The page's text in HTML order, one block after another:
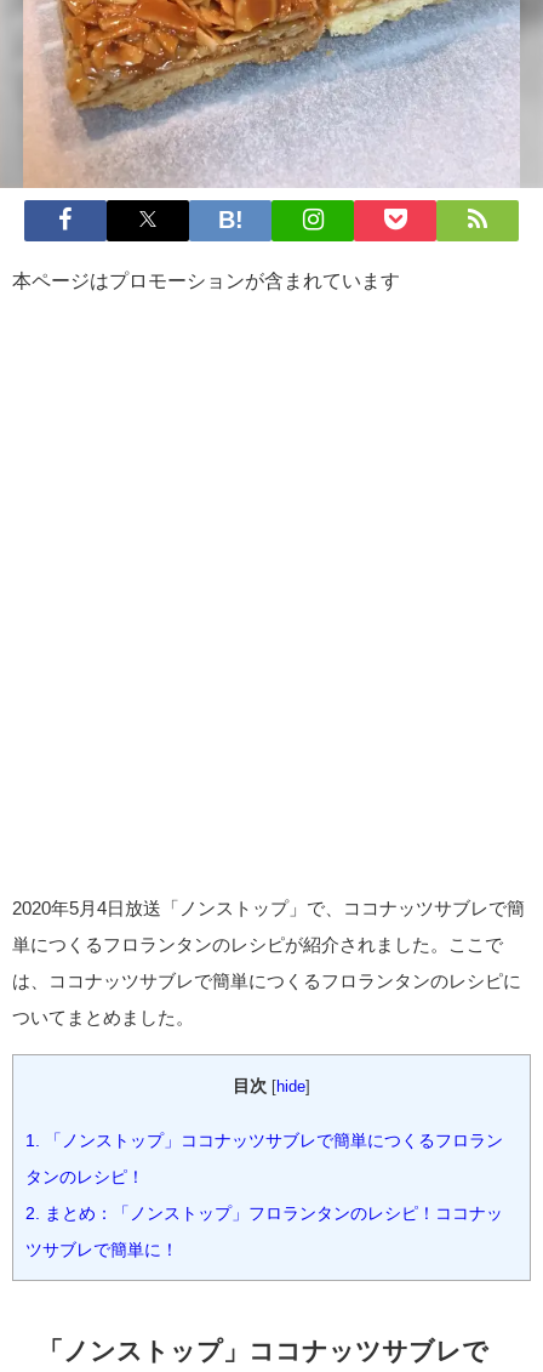
本ページはプロモーションが含まれています
2020年5月4日放送「ノンストップ」で、ココナッツサブレで簡
単につくるフロランタンのレシピが紹介されました。ここで
は、ココナッツサブレで簡単につくるフロランタンのレシピに
ついてまとめました。
目次 [hide]
1. 「ノンストップ」ココナッツサブレで簡単につくるフロラン
タンのレシピ！
2. まとめ：「ノンストップ」フロランタンのレシピ！ココナッ
ツサブレで簡単に！
「ノンストップ」ココナッツサブレで